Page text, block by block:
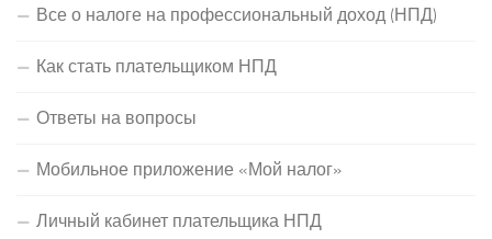
Все о налоге на профессиональный доход (НПД)
Как стать плательщиком НПД
Ответы на вопросы
Мобильное приложение «Мой налог»
Личный кабинет плательщика НПД